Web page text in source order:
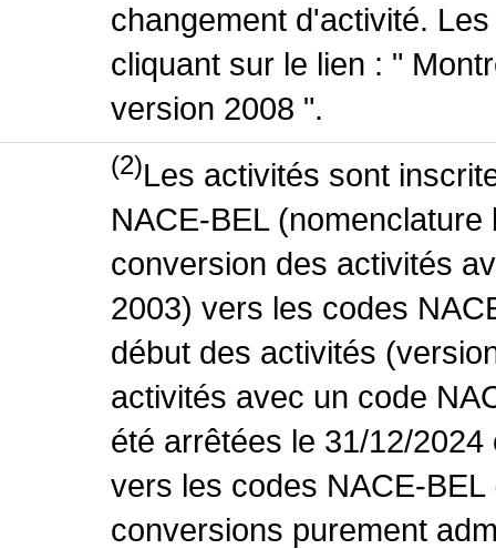
changement d'activité.
cliquant sur le lien : "
version 2008 ".
(2)Les activités sont
NACE-BEL
conversion des activités
2003) vers les codes
début des activités
activités avec un code
été arrêtées le 31/12/
vers les codes NACE-
conversions purement